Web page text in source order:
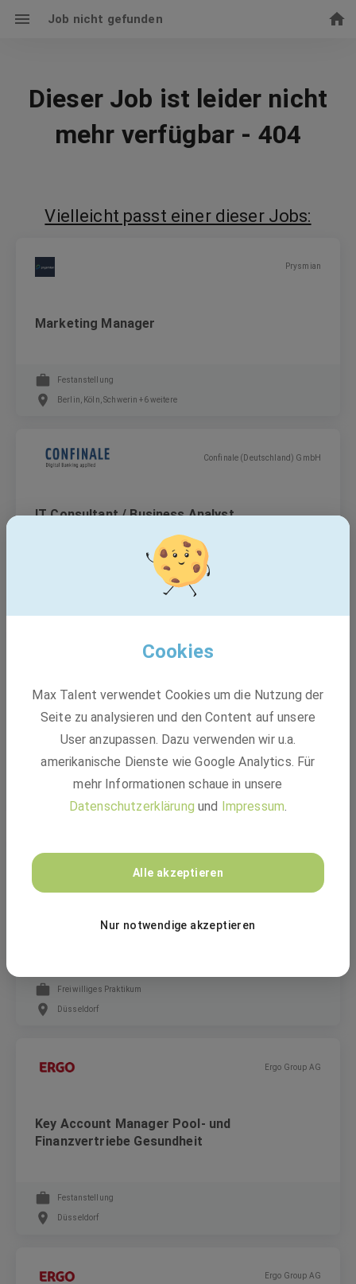
Job nicht gefunden
Dieser Job ist leider nicht
mehr verfügbar - 404
Vielleicht passt einer dieser Jobs:
Prysmian
Marketing Manager
Festanstellung
Berlin, Köln, Schwerin +6 weitere
Confinale (Deutschland) GmbH
IT Consultant / Business Analyst
Düsseldorf - Ausbildung Kaufleute (m/w/d) für
Büromanagement zum 1. September 2027
Ausbildung
Düsseldorf
Ergo Group AG
Weiterbildung (m/w/d)
Freiwilliges Praktikum
Düsseldorf
Ergo Group AG
Key Account Manager Pool- und
Finanzvertriebe Gesundheit
Festanstellung
Düsseldorf
Ergo Group AG
Cookies
Max Talent verwendet Cookies um die Nutzung der
Seite zu analysieren und den Content auf unsere
User anzupassen. Dazu verwenden wir u.a.
amerikanische Dienste wie Google Analytics. Für
mehr Informationen schaue in unsere
Datenschutzerklärung und Impressum.
Alle akzeptieren
Nur notwendige akzeptieren